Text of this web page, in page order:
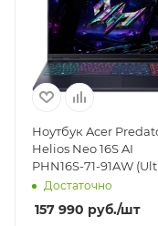
Ноутбук Acer
Helios Neo 16S AI
PHN16S-71-91AW
275HX
2.7GHz/16"/
SSD/RTX 5060 8GB/
Достаточно
157 990 руб./шт